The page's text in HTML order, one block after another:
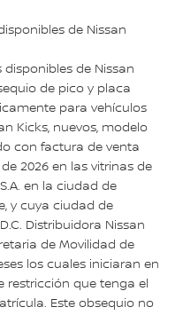
de Nissan
de Nissan
de pico y placa
para vehículos
Kicks, nuevos, modelo
con factura de venta
2026 en las vitrinas de
S.A. en la ciudad de
y cuya ciudad de
Distribuidora Nissan
de Movilidad de
los cuales iniciaran en
restricción que tenga el
Este obsequio no